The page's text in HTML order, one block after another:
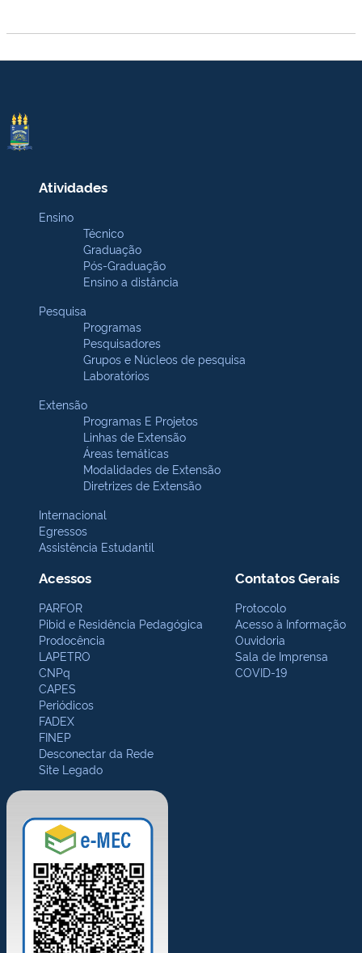
Atividades
Ensino
Técnico
Graduação
Pós-Graduação
Ensino a distância
Pesquisa
Programas
Pesquisadores
Grupos e Núcleos de pesquisa
Laboratórios
Extensão
Programas E Projetos
Linhas de Extensão
Áreas temáticas
Modalidades de Extensão
Diretrizes de Extensão
Internacional
Egressos
Assistência Estudantil
Acessos
PARFOR
Pibid e Residência Pedagógica
Prodocência
LAPETRO
CNPq
CAPES
Periódicos
FADEX
FINEP
Desconectar da Rede
Site Legado
Contatos Gerais
Protocolo
Acesso à Informação
Ouvidoria
Sala de Imprensa
COVID-19